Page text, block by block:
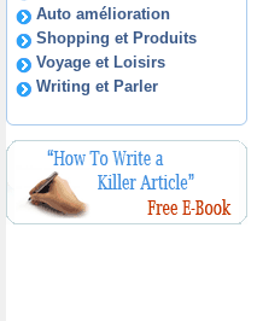
Auto amélioration
Shopping et Produits
Voyage et Loisirs
Writing et Parler